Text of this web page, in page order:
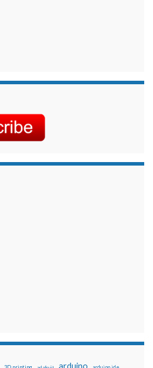
arduino